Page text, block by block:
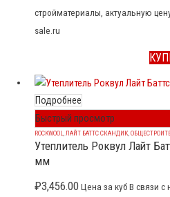
стройматериалы, актуальную
sale.ru
Подробнее
Быстрый просмотр
ROCKWOOL ЛАЙТ БАТТС СКАНДИК
Утеплитель Роквул Лайт
мм
₽3,456.00 Цена за куб В связи